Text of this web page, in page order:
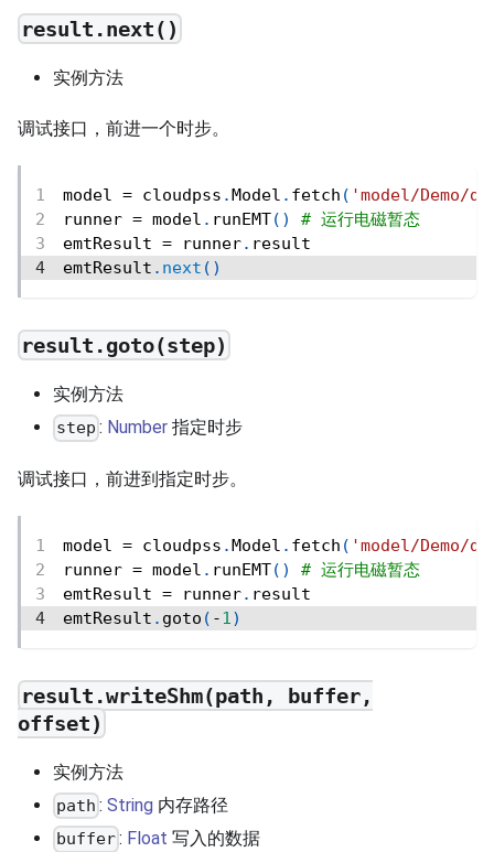
result.next()
实例方法
调试接口，前进一个时步。
model = cloudpss .Model . fetch ( 'model/Demo/
runner = model . runEMT( )
# 运行电磁暂态
emtResult = runner. result
emtResult . next ( )
result.goto(step)
实例方法
step : Number 指定时步
调试接口，前进到指定时步。
model = cloudpss .Model . fetch ( 'model/Demo/
runner = model . runEMT( )
# 运行电磁暂态
emtResult = runner. result
emtResult . goto ( -1 )
result.writeShm(path, buffer,
offset)
实例方法
path :String 内存路径
buffer: Float 写入的数据